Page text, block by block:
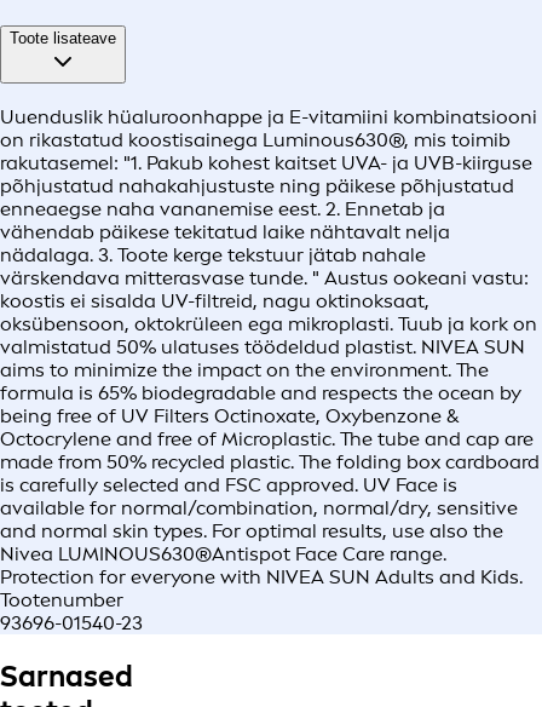
Toote lisateave
Uuenduslik hüaluroonhappe ja E-vitamiini kombinatsiooni
on rikastatud koostisainega Luminous630®, mis toimib
rakutasemel: "1. Pakub kohest kaitset UVA- ja UVB-kiirguse
põhjustatud nahakahjustuste ning päikese põhjustatud
enneaegse naha vananemise eest. 2. Ennetab ja
vähendab päikese tekitatud laike nähtavalt nelja
nädalaga. 3. Toote kerge tekstuur jätab nahale
värskendava mitterasvase tunde. " Austus ookeani vastu:
koostis ei sisalda UV-filtreid, nagu oktinoksaat,
oksübensoon, oktokrüleen ega mikroplasti. Tuub ja kork on
valmistatud 50% ulatuses töödeldud plastist. NIVEA SUN
aims to minimize the impact on the environment. The
formula is 65% biodegradable and respects the ocean by
being free of UV Filters Octinoxate, Oxybenzone &
Octocrylene and free of Microplastic. The tube and cap are
made from 50% recycled plastic. The folding box cardboard
is carefully selected and FSC approved. UV Face is
available for normal/combination, normal/dry, sensitive
and normal skin types. For optimal results, use also the
Nivea LUMINOUS630®Antispot Face Care range.
Protection for everyone with NIVEA SUN Adults and Kids.
Tootenumber
93696-01540-23
Sarnased